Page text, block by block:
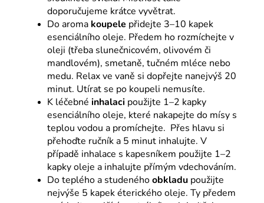
doporučujeme krátce vyvětrat.
Do aroma koupele přidejte 3–10 kapek
esenciálního oleje. Předem ho rozmíchejte v
oleji (třeba slunečnicovém, olivovém či
mandlovém), smetaně, tučném mléce nebo
medu. Relax ve vaně si dopřejte nanejvýš 20
minut. Utírat se po koupeli nemusíte.
K léčebné inhalaci použijte 1–2 kapky
esenciálního oleje, které nakapejte do mísy s
teplou vodou a promíchejte. Přes hlavu si
přehoďte ručník a 5 minut inhalujte. V
případě inhalace s kapesníkem použijte 1–2
kapky oleje a inhalujte přímým vdechováním.
Do teplého a studenéhoobkladu použijte
nejvýše 5 kapek éterického oleje. Ty předem